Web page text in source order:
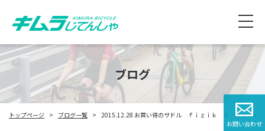
ブログ
トップページ ブログ一覧 2015.12.28 お買い得のサドル ｆｉｚｉｋ ＆ ｓａｎｍａ
お問い合わせ